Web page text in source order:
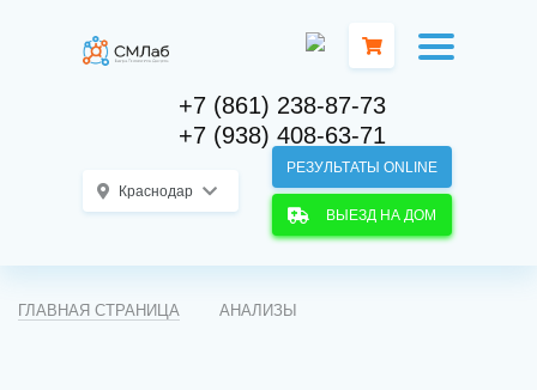
Краснодар
РЕЗУЛЬТАТЫ ONLINE
ВЫЕЗД НА ДОМ
+7 (861) 238-87-73
+7 (938) 408-63-71
ГЛАВНАЯ СТРАНИЦА АНАЛИЗЫ